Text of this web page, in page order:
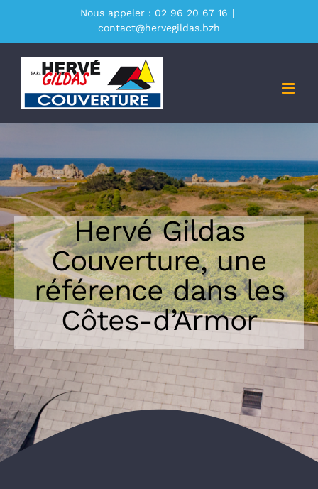
Nous appeler : 02 96 20 67 16 |
contact@hervegildas.bzh
Hervé Gildas
Couverture, une
référence dans les
Côtes-d’Armor